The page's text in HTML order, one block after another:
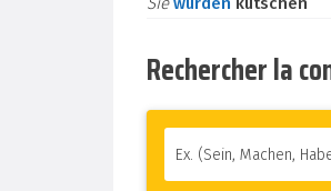
Rechercher la